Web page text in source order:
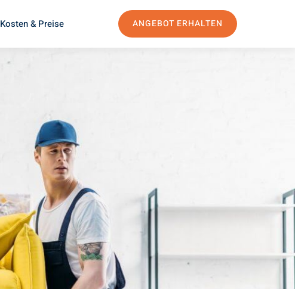
Kosten & Preise ANGEBOT ERHALTEN